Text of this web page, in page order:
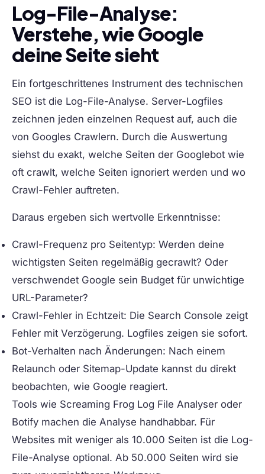
Log-File-Analyse:
Verstehe, wie Google
deine Seite sieht
Ein fortgeschrittenes Instrument des technischen
SEO ist die Log-File-Analyse. Server-Logfiles
zeichnen jeden einzelnen Request auf, auch die
von Googles Crawlern. Durch die Auswertung
siehst du exakt, welche Seiten der Googlebot wie
oft crawlt, welche Seiten ignoriert werden und wo
Crawl-Fehler auftreten.
Daraus ergeben sich wertvolle Erkenntnisse:
Crawl-Frequenz pro Seitentyp: Werden deine
wichtigsten Seiten regelmäßig gecrawlt? Oder
verschwendet Google sein Budget für unwichtige
URL-Parameter?
Crawl-Fehler in Echtzeit: Die Search Console zeigt
Fehler mit Verzögerung. Logfiles zeigen sie sofort.
Bot-Verhalten nach Änderungen: Nach einem
Relaunch oder Sitemap-Update kannst du direkt
beobachten, wie Google reagiert.
Tools wie Screaming Frog Log File Analyser oder
Botify machen die Analyse handhabbar. Für
Websites mit weniger als 10.000 Seiten ist die Log-
File-Analyse optional. Ab 50.000 Seiten wird sie